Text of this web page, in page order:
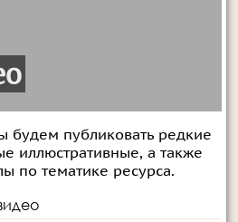
будем публиковать редкие
иллюстративные, а также
по тематике ресурса.